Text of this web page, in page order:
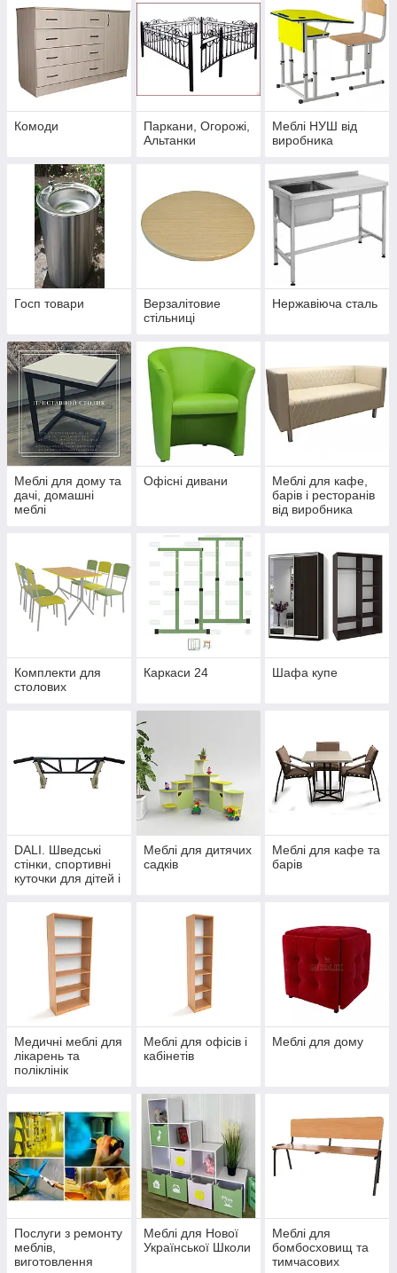
Комоди
Паркани, Огорожі,
Альтанки
Меблі НУШ від
виробника
Госп товари
Верзалітовие
стільниці
Нержавіюча сталь
Меблі для дому та
дачі, домашні
меблі
Офісні дивани
Меблі для кафе,
барів і ресторанів
від виробника
Комплекти для
столових
Каркаси 24 Шафа купе
DALI. Шведські
стінки, спортивні
куточки для дітей і
Меблі для дитячих
садків
Меблі для кафе та
барів
Медичні меблі для
лікарень та
поліклінік
Меблі для офісів і
кабінетів
Меблі для дому
Послуги з ремонту
меблів,
виготовлення
Меблі для Нової
Української Школи
Меблі для
бомбосховищ та
тимчасових